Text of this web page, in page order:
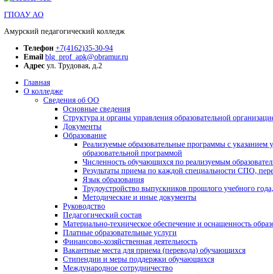
ГПОАУ АО
Амурский педагогический колледж
Телефон +7(4162)35-30-94
Email blg_prof_apk@obramur.ru
Адрес ул. Трудовая, д.2
Главная
О колледже
Сведения об ОО
Основные сведения
Структура и органы управления образовательной
Документы
Образование
Реализуемые образовательные программы с
образовательной программой
Численность обучающихся по реализуемым
Результаты приема по каждой специальности СПО,
Язык образования
Трудоустройство выпускников прошлого учебного
Методические и иные документы
Руководство
Педагогический состав
Материально-техническое обеспечение и оснащенность
Платные образовательные услуги
Финансово-хозяйственная деятельность
Вакантные места для приема (перевода) обучающихся
Стипендии и меры поддержки обучающихся
Международное сотрудничество